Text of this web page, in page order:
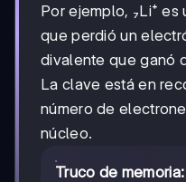
Por ejemplo, ₇Li⁺
que perdió un
divalente que ganó
La clave está en
número de
núcleo.
Truco de memoria: